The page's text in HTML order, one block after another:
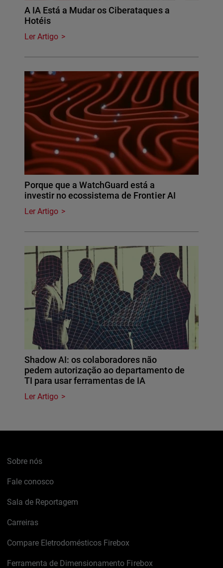
A IA Está a Mudar os Ciberataques a
Hotéis
Ler Artigo
Porque que a WatchGuard está a
investir no ecossistema de Frontier AI
Ler Artigo
Shadow AI: os colaboradores não
pedem autorização ao departamento de
TI para usar ferramentas de IA
Ler Artigo
Sobre nós
Fale conosco
Sala de Reportagem
Carreiras
Compare Eletrodomésticos Firebox
Ferramenta de Dimensionamento Firebox